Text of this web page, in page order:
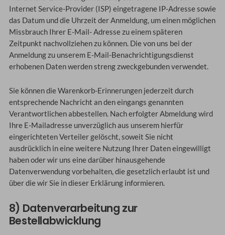
Internet Service-Provider (ISP) eingetragene IP-Adresse sowie
das Datum und die Uhrzeit der Anmeldung, um einen möglichen
Missbrauch Ihrer E-Mail- Adresse zu einem späteren
Zeitpunkt nachvollziehen zu können. Die von uns bei der
Anmeldung zu unserem E-Mail-Benachrichtigungsdienst
erhobenen Daten werden streng zweckgebunden verwendet.
Sie können die Warenkorb-Erinnerungen jederzeit durch
entsprechende Nachricht an den eingangs genannten
Verantwortlichen abbestellen. Nach erfolgter Abmeldung wird
Ihre E-Mailadresse unverzüglich aus unserem hierfür
eingerichteten Verteiler gelöscht, soweit Sie nicht
ausdrücklich in eine weitere Nutzung Ihrer Daten eingewilligt
haben oder wir uns eine darüber hinausgehende
Datenverwendung vorbehalten, die gesetzlich erlaubt ist und
über die wir Sie in dieser Erklärung informieren.
8) Datenverarbeitung zur
Bestellabwicklung